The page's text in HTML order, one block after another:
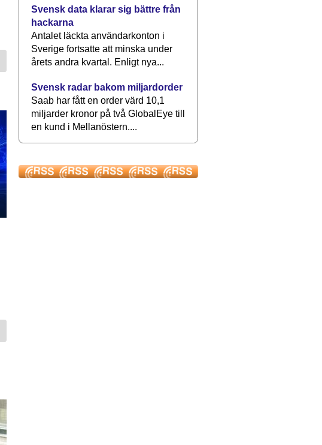
Svensk data klarar sig bättre från
hackarna
Antalet läckta användarkonton i
Sverige fortsatte att minska under
årets andra kvartal. Enligt nya...
Svensk radar bakom miljardorder
Saab har fått en order värd 10,1
miljarder kronor på två GlobalEye till
en kund i Mellanöstern....